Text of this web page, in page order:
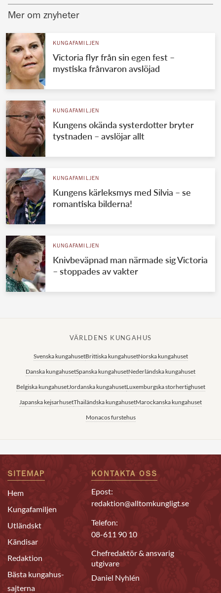
Mer om znyheter
KUNGAFAMILJEN
Victoria flyr från sin egen fest –
mystiska frånvaron avslöjad
KUNGAFAMILJEN
Kungens okända systerdotter bryter
tystnaden – avslöjar allt
KUNGAFAMILJEN
Kungens kärleksmys med Silvia – se
romantiska bilderna!
KUNGAFAMILJEN
Knivbeväpnad man närmade sig Victoria
– stoppades av vakter
VÄRLDENS KUNGAHUS
Svenska kungahusetBrittiska kungahusetNorska kungahuset
Danska kungahusetSpanska kungahusetNederländska kungahuset
Belgiska kungahusetJordanska kungahusetLuxemburgska storhertighuset
Japanska kejsarhusetThailändska kungahusetMarockanska kungahuset
Monacos furstehus
SITEMAP
Hem
Kungafamiljen
Utländskt
Kändisar
Redaktion
Bästa kungahus-
sajterna
KONTAKTA OSS
Epost:
redaktion@alltomkungligt.se
Telefon:
08-611 90 10
Chefredaktör & ansvarig
utgivare
Daniel Nyhlén